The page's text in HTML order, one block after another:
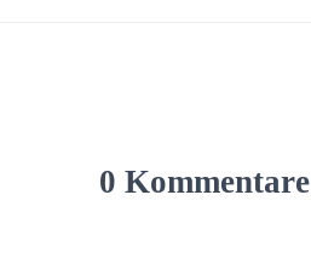
0 Kommentare